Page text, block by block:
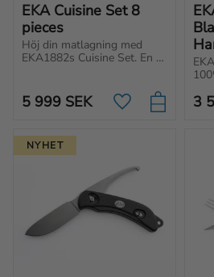
EKA Cuisine Set 8
pieces
Höj din matlagning med
EKA1882s Cuisine Set. En
nybörjare eller proffskock.
5 999 SEK Lägg till i 3
NYHET